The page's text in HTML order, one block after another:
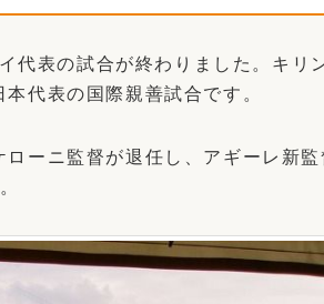
代表の試合が終わりました。キリ
代表の国際親善試合です。
ーニ監督が退任し、アギーレ新監